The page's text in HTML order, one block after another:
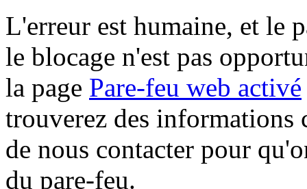
L'erreur est humaine, et le
le blocage n'est pas
la page Pare-feu web activé
trouverez des informations
de nous contacter pour
du pare-feu.